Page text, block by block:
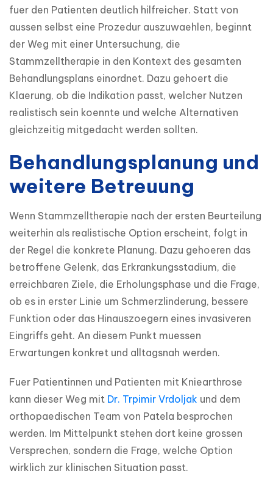
fuer den Patienten deutlich hilfreicher. Statt von
aussen selbst eine Prozedur auszuwaehlen, beginnt
der Weg mit einer Untersuchung, die
Stammzelltherapie in den Kontext des gesamten
Behandlungsplans einordnet. Dazu gehoert die
Klaerung, ob die Indikation passt, welcher Nutzen
realistisch sein koennte und welche Alternativen
gleichzeitig mitgedacht werden sollten.
Behandlungsplanung und
weitere Betreuung
Wenn Stammzelltherapie nach der ersten Beurteilung
weiterhin als realistische Option erscheint, folgt in
der Regel die konkrete Planung. Dazu gehoeren das
betroffene Gelenk, das Erkrankungsstadium, die
erreichbaren Ziele, die Erholungsphase und die Frage,
ob es in erster Linie um Schmerzlinderung, bessere
Funktion oder das Hinauszoegern eines invasiveren
Eingriffs geht. An diesem Punkt muessen
Erwartungen konkret und alltagsnah werden.
Fuer Patientinnen und Patienten mit Kniearthrose
kann dieser Weg mit Dr. Trpimir Vrdoljak und dem
orthopaedischen Team von Patela besprochen
werden. Im Mittelpunkt stehen dort keine grossen
Versprechen, sondern die Frage, welche Option
wirklich zur klinischen Situation passt.